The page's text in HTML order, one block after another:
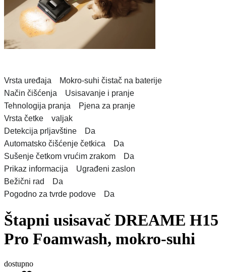
Vrsta uređaja Mokro-suhi čistač na baterije
Način čišćenja Usisavanje i pranje
Tehnologija pranja Pjena za pranje
Vrsta četke valjak
Detekcija prljavštine Da
Automatsko čišćenje četkica Da
Sušenje četkom vrućim zrakom Da
Prikaz informacija Ugrađeni zaslon
Bežični rad Da
Pogodno za tvrde podove Da
Štapni usisavač DREAME H15
Pro Foamwash, mokro-suhi
dostupno